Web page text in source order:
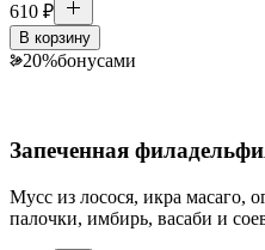
610 ₽
В корзину
20%бонусами
Запеченная
Мусс из лосося, икра масаго,
палочки, имбирь, васаби и